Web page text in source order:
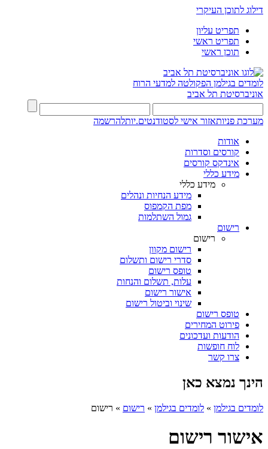
דילוג לתוכן העיקרי
תפריט עליון
תפריט ראשי
תוכן ראשי
לומדים בגילמן הפקולטה למדעי הרוח
אוניברסיטת תל אביב
מערכת פניותאזור אישי לסטודנטים.יותלהרשמה
אודות
קורסים וסדרות
אינדקס קורסים
מידע כללי
מידע כללי
מידע הנחיות ונהלים
מפת הקמפוס
גמול השתלמות
רישום
רישום
רישום מקוון
סדרי רישום ותשלום
טופס רישום
עלות, תשלום והנחות
אישור רישום
שינוי וביטול רישום
טופס רישום
פירוט המחירים
הודעות ועדכונים
לוח חופשות
צרו קשר
הינך נמצא כאן
לומדים בגילמן » לומדים בגילמן » רישום » רישום
אישור רישום